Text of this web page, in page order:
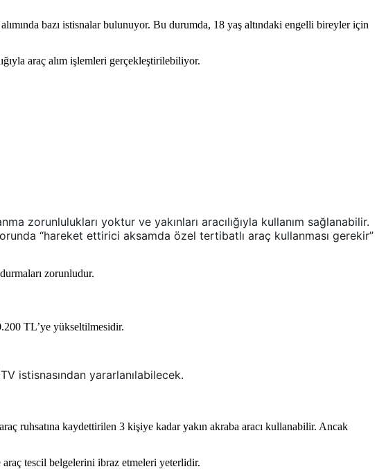
bazı istisnalar bulunuyor. Bu durumda, 18 yaş altındaki engelli bireyler için
araç alım işlemleri gerçekleştirilebiliyor.
zorunlulukları yoktur ve yakınları aracılığıyla kullanım sağlanabilir.
“hareket ettirici aksamda özel tertibatlı araç kullanması gerekir”
zorunludur.
TL’ye yükseltilmesidir.
istisnasından yararlanılabilecek.
ruhsatına kaydettirilen 3 kişiye kadar yakın akraba aracı kullanabilir. Ancak
tescil belgelerini ibraz etmeleri yeterlidir.